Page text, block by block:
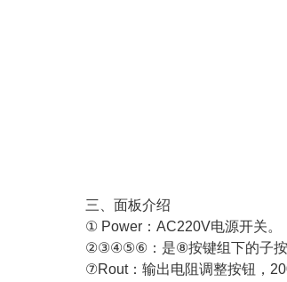
三、面板介绍
① Power ： AC220V电源开关。
②③④⑤⑥ ：是⑧按键组下的子按
⑦Rout：输出电阻调整按钮，